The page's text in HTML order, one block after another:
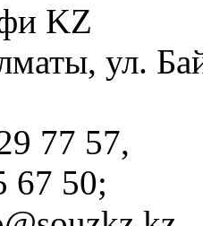
KZ
ул.
77 57,
67 50;